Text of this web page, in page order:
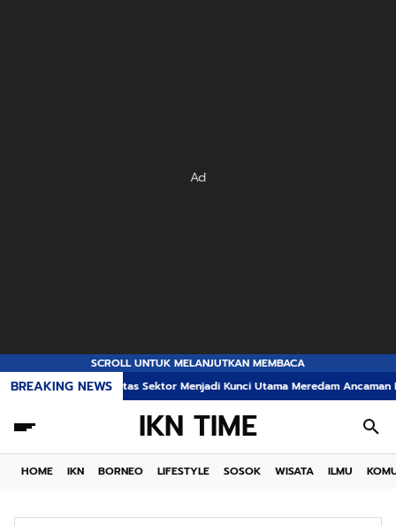
Ad
SCROLL UNTUK MELANJUTKAN MEMBACA
BREAKING NEWS
Lintas Sektor Menjadi Kunci Utama Meredam Ancaman Kebakaran Hutan
IKN TIME
HOME IKN BORNEO LIFESTYLE SOSOK WISATA ILMU